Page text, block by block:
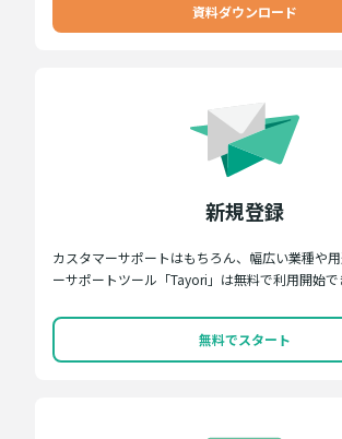
資料ダウンロード
新規登録
カスタマーサポートはもちろん、幅広い業種や
ーサポートツール「Tayori」は無料で利用開始で
無料でスタート